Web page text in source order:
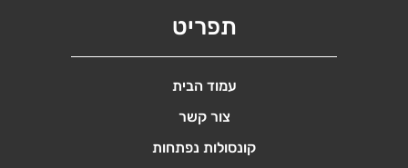
תפריט
עמוד הבית
צור קשר
קונסולות נפתחות